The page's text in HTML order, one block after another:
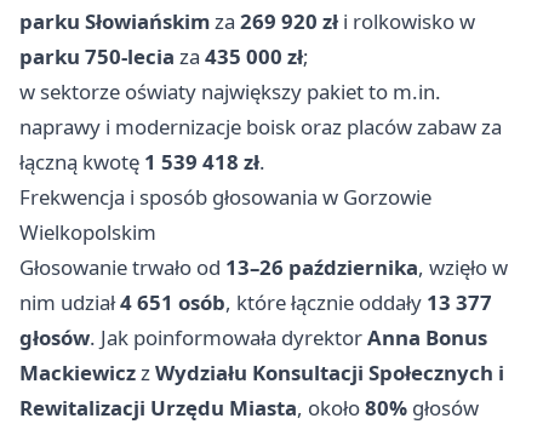
parku Słowiańskimza 269 920 zł i rolkowisko w
parku 750-lecia za 435 000 zł;
w sektorze oświaty największy pakiet to m.in.
naprawy i modernizacje boisk oraz placów zabaw za
łączną kwotę 1 539 418 zł.
Frekwencja i sposób głosowania w Gorzowie
Wielkopolskim
Głosowanie trwało od 13–26 października, wzięło w
nim udział4 651 osób, które łącznie oddały 13 377
głosów. Jak poinformowała dyrektorAnna Bonus
MackiewiczzWydziału Konsultacji Społecznych i
Rewitalizacji Urzędu Miasta, około80% głosów